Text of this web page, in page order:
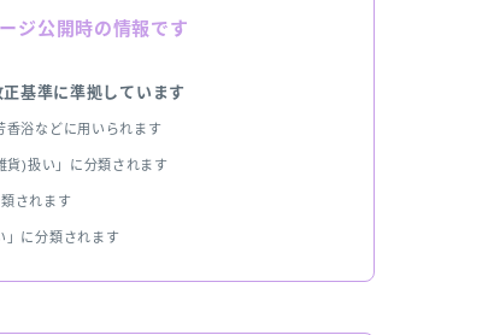
ジ公開時の情報です
基準に準拠しています
香浴などに用いられます
貨)扱い」に分類されます
されます
」に分類されます